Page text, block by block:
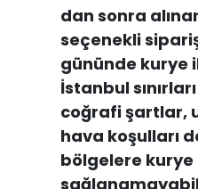
dan sonra
seçenekli
gününde kurye
İstanbul
coğrafi şartlar,
hava koşulları
bölgelere